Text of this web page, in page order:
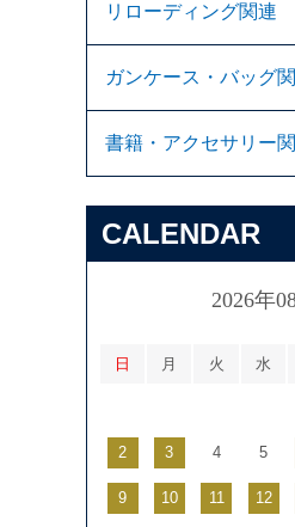
リローディング関連
ガンケース・バッグ
書籍・アクセサリー
CALENDAR
2026年
日 月 火 水
2 3 4 5
9 10 11 12